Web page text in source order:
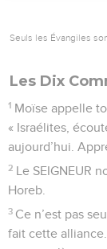
Seuls les Évangiles
Les Dix
1 Moïse appelle
« Israélites,
aujourd’hui.
2 Le SEIGNEUR
Horeb.
3 Ce n’est pas
fait cette